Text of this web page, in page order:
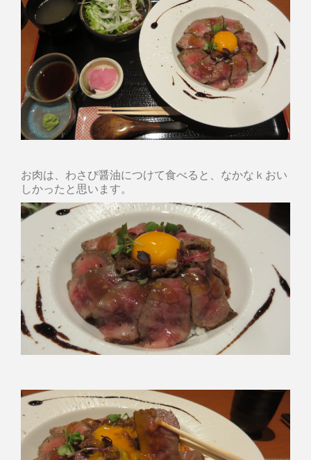
お肉は、わさび醤油につけて食べると、なかなｋおい
しかったと思います。